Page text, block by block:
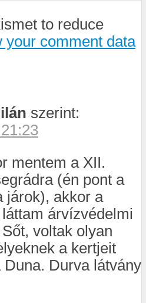
to reduce
your comment data
szerint:
mentem a XII.
(én pont a
járok), akkor a
árvízvédelmi
voltak olyan
a kertjeit
Duna. Durva látvány